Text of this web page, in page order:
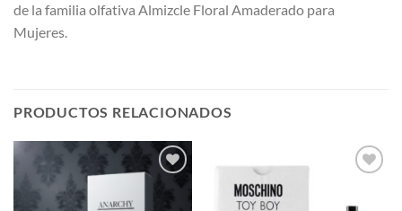
de la familia olfativa Almizcle Floral Amaderado para
Mujeres.
PRODUCTOS RELACIONADOS
A LA